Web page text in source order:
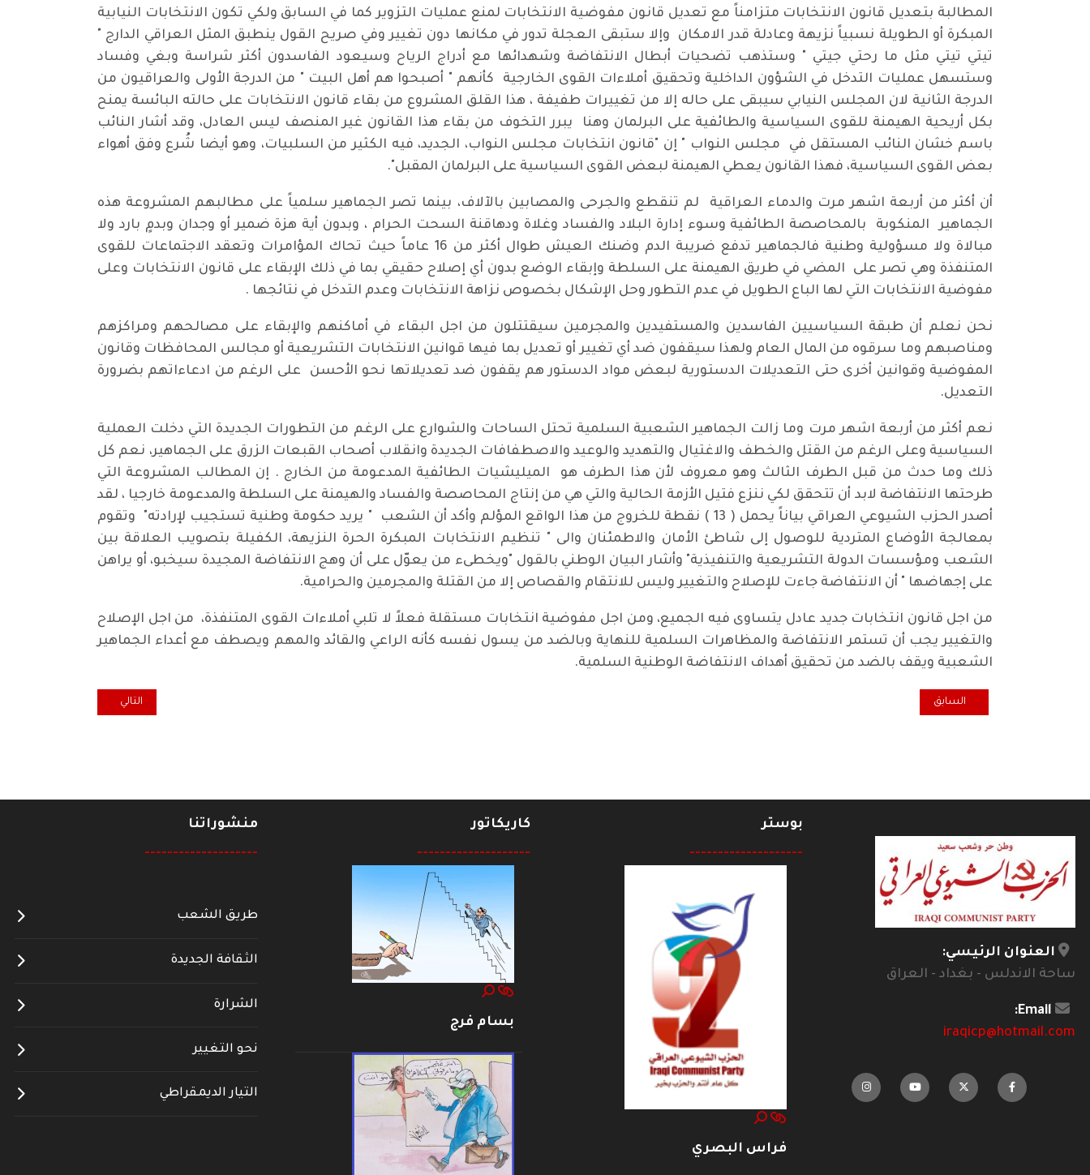
المطالبة بتعديل قانون الانتخابات متزامناً مع تعديل قانون مفوضية الانتخابات لمنع عمليات التزوير كما في السابق ولكي تكون الانتخابات النيابية
المبكرة أو الطويلة نسبياً نزيهة وعادلة قدر الامكان وإلا ستبقى العجلة تدور في مكانها دون تغيير وفي صريح القول ينطبق المثل العراقي الدارج "
تيتي تيتي مثل ما رحتي جيتي " وستذهب تضحيات أبطال الانتفاضة وشهدائها مع أدراج الرياح وسيعود الفاسدون أكثر شراسة وبغي وفساد
وستسهل عمليات التدخل في الشؤون الداخلية وتحقيق أملاءات القوى الخارجية كأنهم " أصبحوا هم أهل البيت " من الدرجة الأولى والعراقيون من
الدرجة الثانية لان المجلس النيابي سيبقى على حاله إلا من تغييرات طفيفة ، هذا القلق المشروع من بقاء قانون الانتخابات على حالته البائسة يمنح
بكل أريحية الهيمنة للقوى السياسية والطائفية على البرلمان وهنا يبرر التخوف من بقاء هذا القانون غير المنصف ليس العادل، وقد أشار النائب
باسم خشان النائب المستقل في مجلس النواب " إن "قانون انتخابات مجلس النواب، الجديد، فيه الكثير من السلبيات، وهو أيضا شُرع وفق أهواء
بعض القوى السياسية، فهذا القانون يعطي الهيمنة لبعض القوى السياسية على البرلمان المقبل".
أن أكثر من أربعة اشهر مرت والدماء العراقية لم تنقطع والجرحى والمصابين بالآلاف، بينما تصر الجماهير سلمياً على مطالبهم المشروعة هذه
الجماهير المنكوبة بالمحاصصة الطائفية وسوء إدارة البلاد والفساد وغلاة ودهاقنة السحت الحرام ، وبدون أية هزة ضمير أو وجدان وبدمٍ بارد ولا
مبالاة ولا مسؤولية وطنية فالجماهير تدفع ضريبة الدم وضنك العيش طوال أكثر من 16 عاماً حيث تحاك المؤامرات وتعقد الاجتماعات للقوى
المتنفذة وهي تصر على المضي في طريق الهيمنة على السلطة وإبقاء الوضع بدون أي إصلاح حقيقي بما في ذلك الإبقاء على قانون الانتخابات وعلى
مفوضية الانتخابات التي لها الباع الطويل في عدم التطور وحل الإشكال بخصوص نزاهة الانتخابات وعدم التدخل في نتائجها .
نحن نعلم أن طبقة السياسيين الفاسدين والمستفيدين والمجرمين سيقتتلون من اجل البقاء في أماكنهم والإبقاء على مصالحهم ومراكزهم
ومناصبهم وما سرقوه من المال العام ولهذا سيقفون ضد أي تغيير أو تعديل بما فيها قوانين الانتخابات التشريعية أو مجالس المحافظات وقانون
المفوضية وقوانين أخرى حتى التعديلات الدستورية لبعض مواد الدستور هم يقفون ضد تعديلاتها نحو الأحسن على الرغم من ادعاءاتهم بضرورة
التعديل.
نعم أكثر من أربعة اشهر مرت وما زالت الجماهير الشعبية السلمية تحتل الساحات والشوارع على الرغم من التطورات الجديدة التي دخلت العملية
السياسية وعلى الرغم من القتل والخطف والاغتيال والتهديد والوعيد والاصطفافات الجديدة وانقلاب أصحاب القبعات الزرق على الجماهير، نعم كل
ذلك وما حدث من قبل الطرف الثالث وهو معروف لأن هذا الطرف هو الميليشيات الطائفية المدعومة من الخارج . إن المطالب المشروعة التي
طرحتها الانتفاضة لابد أن تتحقق لكي ننزع فتيل الأزمة الحالية والتي هي من إنتاج المحاصصة والفساد والهيمنة على السلطة والمدعومة خارجيا ، لقد
أصدر الحزب الشيوعي العراقي بياناً يحمل ( 13 ) نقطة للخروج من هذا الواقع المؤلم وأكد أن الشعب " يريد حكومة وطنية تستجيب لإرادته" وتقوم
بمعالجة الأوضاع المتردية للوصول إلى شاطئ الأمان والاطمئنان والى " تنظيم الانتخابات المبكرة الحرة النزيهة، الكفيلة بتصويب العلاقة بين
الشعب ومؤسسات الدولة التشريعية والتنفيذية" وأشار البيان الوطني بالقول "ويخطىء من يعوّل على أن وهج الانتفاضة المجيدة سيخبو، أو يراهن
على إجهاضها " أن الانتفاضة جاءت للإصلاح والتغيير وليس للانتقام والقصاص إلا من القتلة والمجرمين والحرامية.
من اجل قانون انتخابات جديد عادل يتساوى فيه الجميع، ومن اجل مفوضية انتخابات مستقلة فعلاً لا تلبي أملاءات القوى المتنفذة، من اجل الإصلاح
والتغيير يجب أن تستمر الانتفاضة والمظاهرات السلمية للنهاية وبالضد من يسول نفسه كأنه الراعي والقائد والمهم ويصطف مع أعداء الجماهير
الشعبية ويقف بالضد من تحقيق أهداف الانتفاضة الوطنية السلمية.
المقال السابق: حق الجماهير في رفظ الحاكم التابع
السابق المقال التالي: الذي لا يمكن أن
التالي
العنوان الرئيسي:
ساحة الاندلس - بغداد - العراق
Email:
iraqicp@hotmail.com
بوستر
--------------------
فراس البصري
كاريكاتور
--------------------
بسام فرج
منشوراتنا
--------------------
طريق الشعب
الثقافة الجديدة
الشرارة
نحو التغيير
التيار الديمقراطي